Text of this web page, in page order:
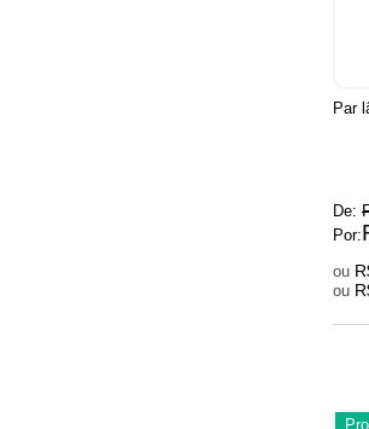
Par
De:
Por:
ou
ou